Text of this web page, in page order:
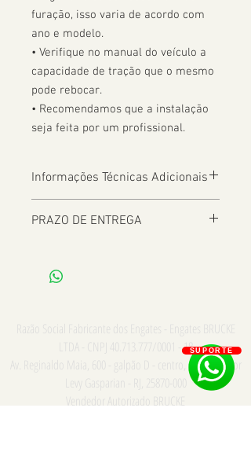
furação, isso varia de acordo com
ano e modelo.
• Verifique no manual do veículo a
capacidade de tração que o mesmo
pode rebocar.
• Recomendamos que a instalação
seja feita por um profissional.
Informações Técnicas Adicionais
PRAZO DE ENTREGA
Localização
Razão Social Fabricante dos Engates - Engates BRUCKE
LTDA - CNPJ
/0001 - 18
Av. Reginaldo Maia, 600 - galpão D - centro, Comendador
Levy Gasparian - RJ,
Vendedor Autorizado BRUCKE
SUPORTE